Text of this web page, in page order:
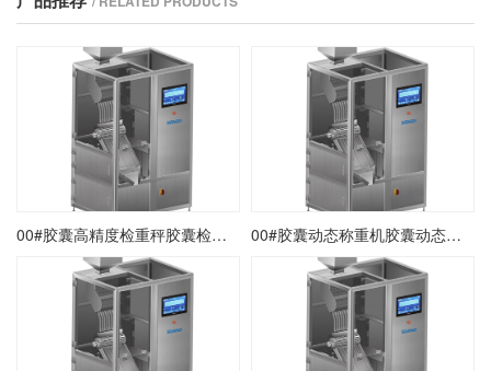
00#胶囊高精度检重秤胶囊检重剔除秤胶囊在线检重分选秤 00#胶囊动态称重机胶囊动态检重机胶囊检重剔除称重机